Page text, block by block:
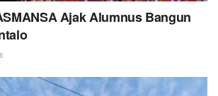
Ajak Alumnus Bangun